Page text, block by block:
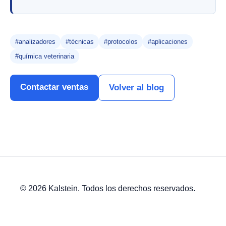
#analizadores #técnicas #protocolos
#aplicaciones
#química veterinaria
Contactar ventas Volver al blog
© 2026 Kalstein. Todos los derechos reservados.